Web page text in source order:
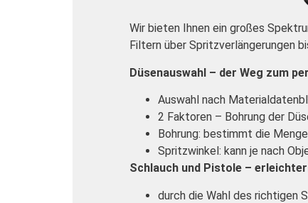
Wir bieten Ihnen ein großes
Filtern über Spritzverlängerungen
Düsenauswahl – der Weg zum
Auswahl nach
2 Faktoren – Bohrung der
Bohrung: bestimmt die
Spritzwinkel: kann je nach
Schlauch und Pistole –
durch die Wahl des richtigen